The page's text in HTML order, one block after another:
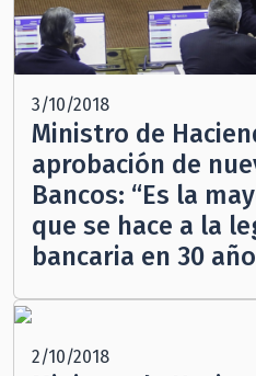
3/10/2018
Ministro de
aprobación de
Bancos: “Es la
que se hace a la
bancaria en 30
2/10/2018